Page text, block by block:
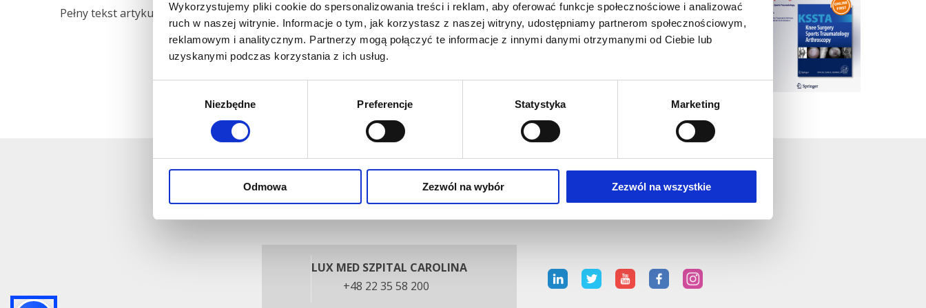
Wykorzystujemy pliki cookie do spersonalizowania treści i reklam, aby oferować funkcje społecznościowe i analizować
ruch w naszej witrynie. Informacje o tym, jak korzystasz z naszej witryny, udostępniamy partnerom społecznościowym,
reklamowym i analitycznym. Partnerzy mogą połączyć te informacje z innymi danymi otrzymanymi od Ciebie lub
uzyskanymi podczas korzystania z ich usług.
Niezbędne Preferencje Statystyka Marketing
Odmowa Zezwól na wybór Zezwól na wszystkie
Leczenie bólu
Pełny tekst artykułu dostępny jest pod >> linkiem<<
LUX MED SZPITAL CAROLINA
+48 22 35 58 200